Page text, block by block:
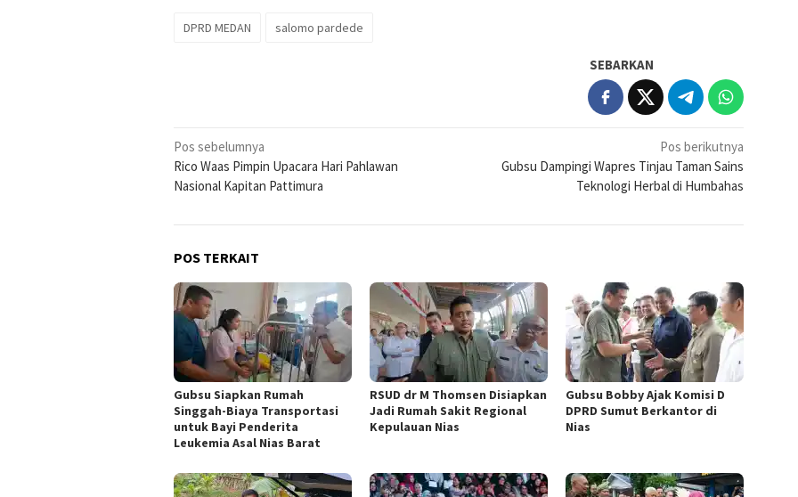
DPRD MEDAN salomo pardede
SEBARKAN
Navigasi
pos
Pos sebelumnya
Rico Waas Pimpin Upacara Hari Pahlawan
Nasional Kapitan Pattimura
Pos berikutnya
Gubsu Dampingi Wapres Tinjau Taman Sains
Teknologi Herbal di Humbahas
POS TERKAIT
Gubsu Siapkan Rumah
Singgah-Biaya Transportasi
untuk Bayi Penderita
Leukemia Asal Nias Barat
RSUD dr M Thomsen Disiapkan
Jadi Rumah Sakit Regional
Kepulauan Nias
Gubsu Bobby Ajak Komisi D
DPRD Sumut Berkantor di
Nias